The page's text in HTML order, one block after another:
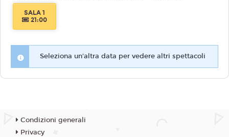
SALA 1
21:00
Seleziona un'altra data per vedere altri spettacoli
Condizioni generali
Privacy